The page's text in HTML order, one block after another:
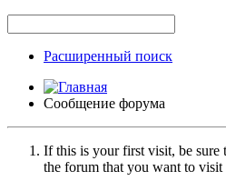
Расширенный поиск
Сообщение форума
If this is your first visit, be sure
the forum that you want to